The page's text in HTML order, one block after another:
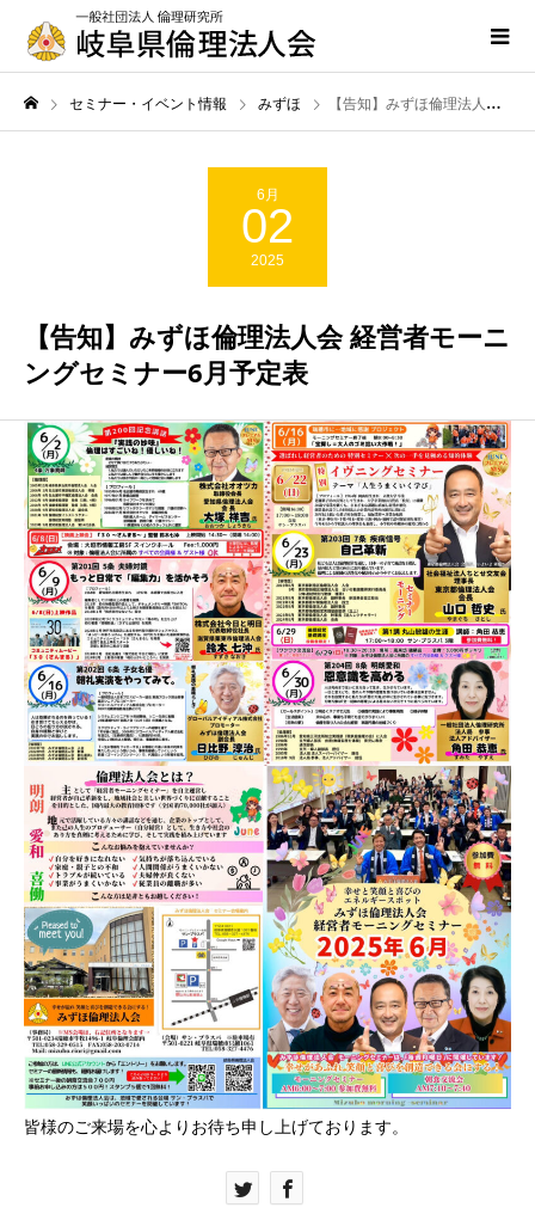
セミナー・イベント情報 みずほ 【告知】みずほ倫理法人会 経営者モーニングセミナー6月予定表
6月
02
2025
【告知】みずほ倫理法人会 経営者モーニ
ングセミナー6月予定表
皆様のご来場を心よりお待ち申し上げております。